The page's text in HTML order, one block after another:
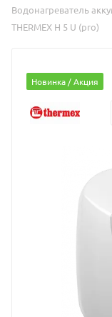
Водонагреватель
THERMEX H 5 U (pro)
Новинка / Акция